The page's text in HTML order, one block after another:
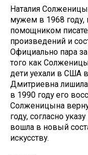
Наталия
мужем в 1968 году,
помощником
произведений и
Официально пара
того как
дети уехали в США
Дмитриевна
в 1990 году его
Солженицына
году, согласно
вошла в новый
искусству.